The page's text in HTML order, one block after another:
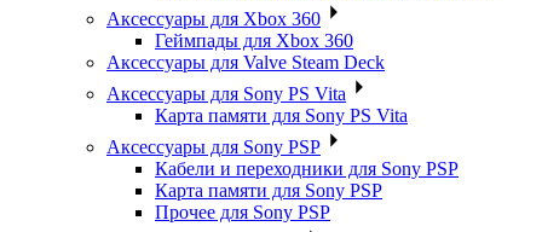
Аксессуары для Xbox 360
Геймпады для Xbox 360
Аксессуары для Valve Steam Deck
Аксессуары для Sony PS Vita
Карта памяти для Sony PS Vita
Аксессуары для Sony PSP
Кабели и переходники для Sony PSP
Карта памяти для Sony PSP
Прочее для Sony PSP